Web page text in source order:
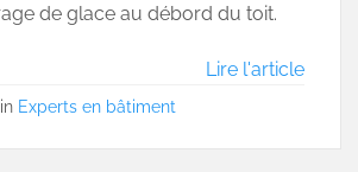
de glace au débord du toit.
Lire l'article
in Experts en bâtiment